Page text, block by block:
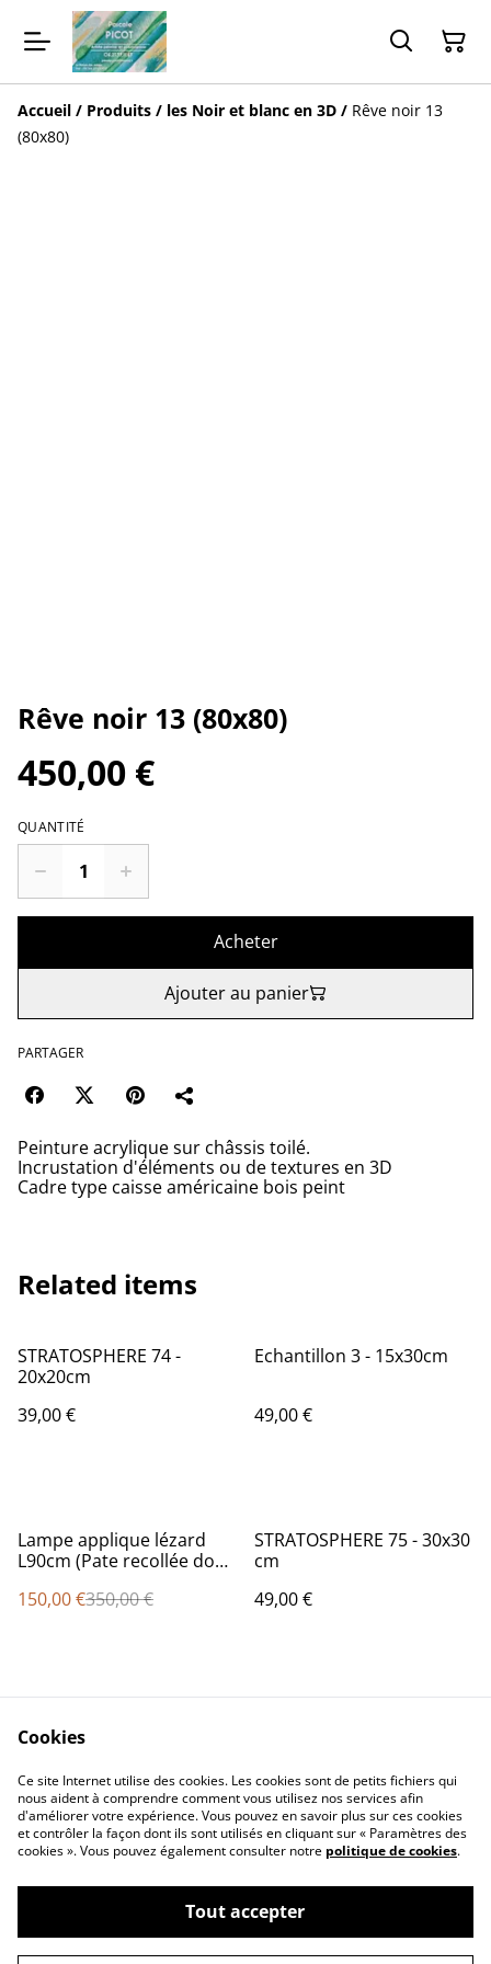
Accueil / Produits / les Noir et blanc en 3D / Rêve noir 13
(80x80)
Rêve noir 13 (80x80)
450,00 €
QUANTITÉ
Acheter
Ajouter au panier
PARTAGER
Peinture acrylique sur châssis toilé.
Incrustation d'éléments ou de textures en 3D
Cadre type caisse américaine bois peint
Related items
STRATOSPHERE 74 -
20x20cm
39,00 €
Echantillon 3 - 15x30cm
49,00 €
%
Lampe applique lézard
L90cm (Pate recollée donc
150,00 €350,00 €
STRATOSPHERE 75 - 30x30
cm
49,00 €
Contactez-nous
Conditions
Politique de
confidentialité
Politique de cookies
©2026Pascale Picot - Artiste Plasticienne
Cookies
Ce site Internet utilise des cookies. Les cookies sont de petits fichiers qui
nous aident à comprendre comment vous utilisez nos services afin
d'améliorer votre expérience. Vous pouvez en savoir plus sur ces cookies
et contrôler la façon dont ils sont utilisés en cliquant sur « Paramètres des
cookies ». Vous pouvez également consulter notre politique de cookies.
Tout accepter